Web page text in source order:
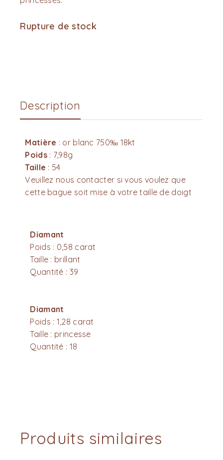
Rupture de stock
Description
Matière : or blanc 750‰ 18kt
Poids: 7,98g
Taille : 54
Veuillez nous contacter si vous voulez que
cette bague soit mise à votre taille de doigt
Diamant
Poids : 0,58 carat
Taille : brillant
Quantité : 39
Diamant
Poids : 1,28 carat
Taille : princesse
Quantité : 18
Produits similaires